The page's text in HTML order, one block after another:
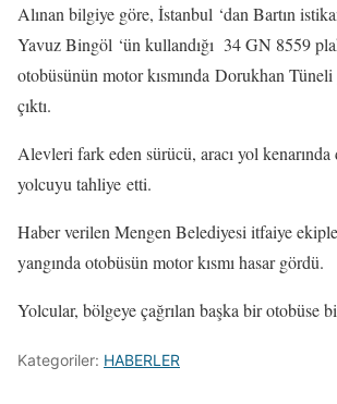
Alınan bilgiye göre, İstanbul ‘dan Bartın
Yavuz Bingöl ‘ün kullandığı 34 GN 8559
otobüsünün motor kısmında Dorukhan
çıktı.
Alevleri fark eden sürücü, aracı yol
yolcuyu tahliye etti.
Haber verilen Mengen Belediyesi itfaiye
yangında otobüsün motor kısmı hasar gördü.
Yolcular, bölgeye çağrılan başka bir otobüse
Kategoriler: HABERLER